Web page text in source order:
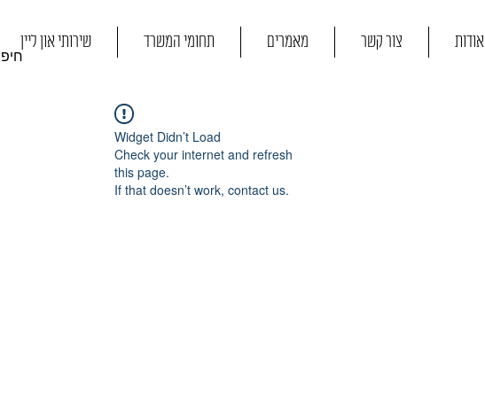
שירותי און ליין תחומי המשרד מאמרים צור קשר אודות
Widget Didn’t Load
Check your internet and refresh
this page.
If that doesn’t work, contact us.